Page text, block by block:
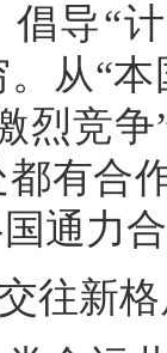
导“计
从“
烈竞
有合
通力
往新